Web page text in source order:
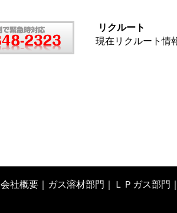
リクルート
現在リクルート情
会社概要 ガス溶材部門 ＬＰガス部門